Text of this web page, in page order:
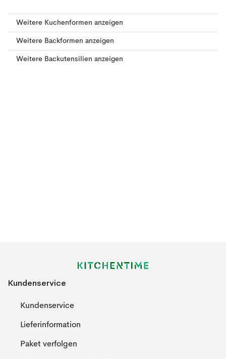
Weitere Kuchenformen anzeigen
Weitere Backformen anzeigen
Weitere Backutensilien anzeigen
Kundenservice
Kundenservice
Lieferinformation
Paket verfolgen